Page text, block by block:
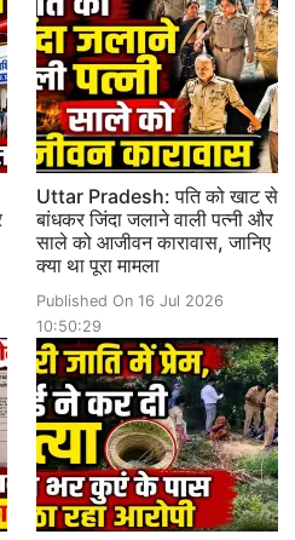
Uttar Pradesh: पति को खाट से
बांधकर जिंदा जलाने वाली पत्नी और
साले को आजीवन कारावास, जानिए
क्या था पूरा मामला
Published On 16 Jul 2026
10:50:29